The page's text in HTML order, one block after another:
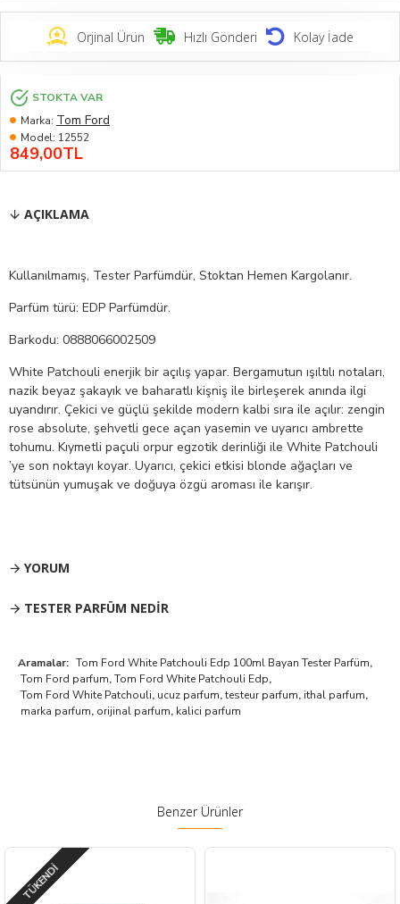
Orjinal Ürün Hızlı Gönderi Kolay İade
849,00TL
STOKTA VAR
Marka: Tom Ford
Model: 12552
AÇIKLAMA
Kullanılmamış, Tester Parfümdür, Stoktan Hemen Kargolanır.
Parfüm türü: EDP Parfümdür.
Barkodu: 0888066002509
White Patchouli enerjik bir açılış yapar. Bergamutun ışıltılı notaları,
nazik beyaz şakayık ve baharatlı kişniş ile birleşerek anında ilgi
uyandırır. Çekici ve güçlü şekilde modern kalbi sıra ile açılır: zengin
rose absolute, şehvetli gece açan yasemin ve uyarıcı ambrette
tohumu. Kıymetli paçuli orpur egzotik derinliği ile White Patchouli
’ye son noktayı koyar. Uyarıcı, çekici etkisi blonde ağaçları ve
tütsünün yumuşak ve doğuya özgü aroması ile karışır.
YORUM
TESTER PARFÜM NEDIR
Aramalar: Tom Ford White Patchouli Edp 100ml Bayan Tester Parfüm,
Tom Ford parfum,Tom Ford White Patchouli Edp,
Tom Ford White Patchouli, ucuz parfum,testeur parfum, ithal parfum,
marka parfum, orijinal parfum, kalici parfum
Benzer Ürünler
TÜKENDI